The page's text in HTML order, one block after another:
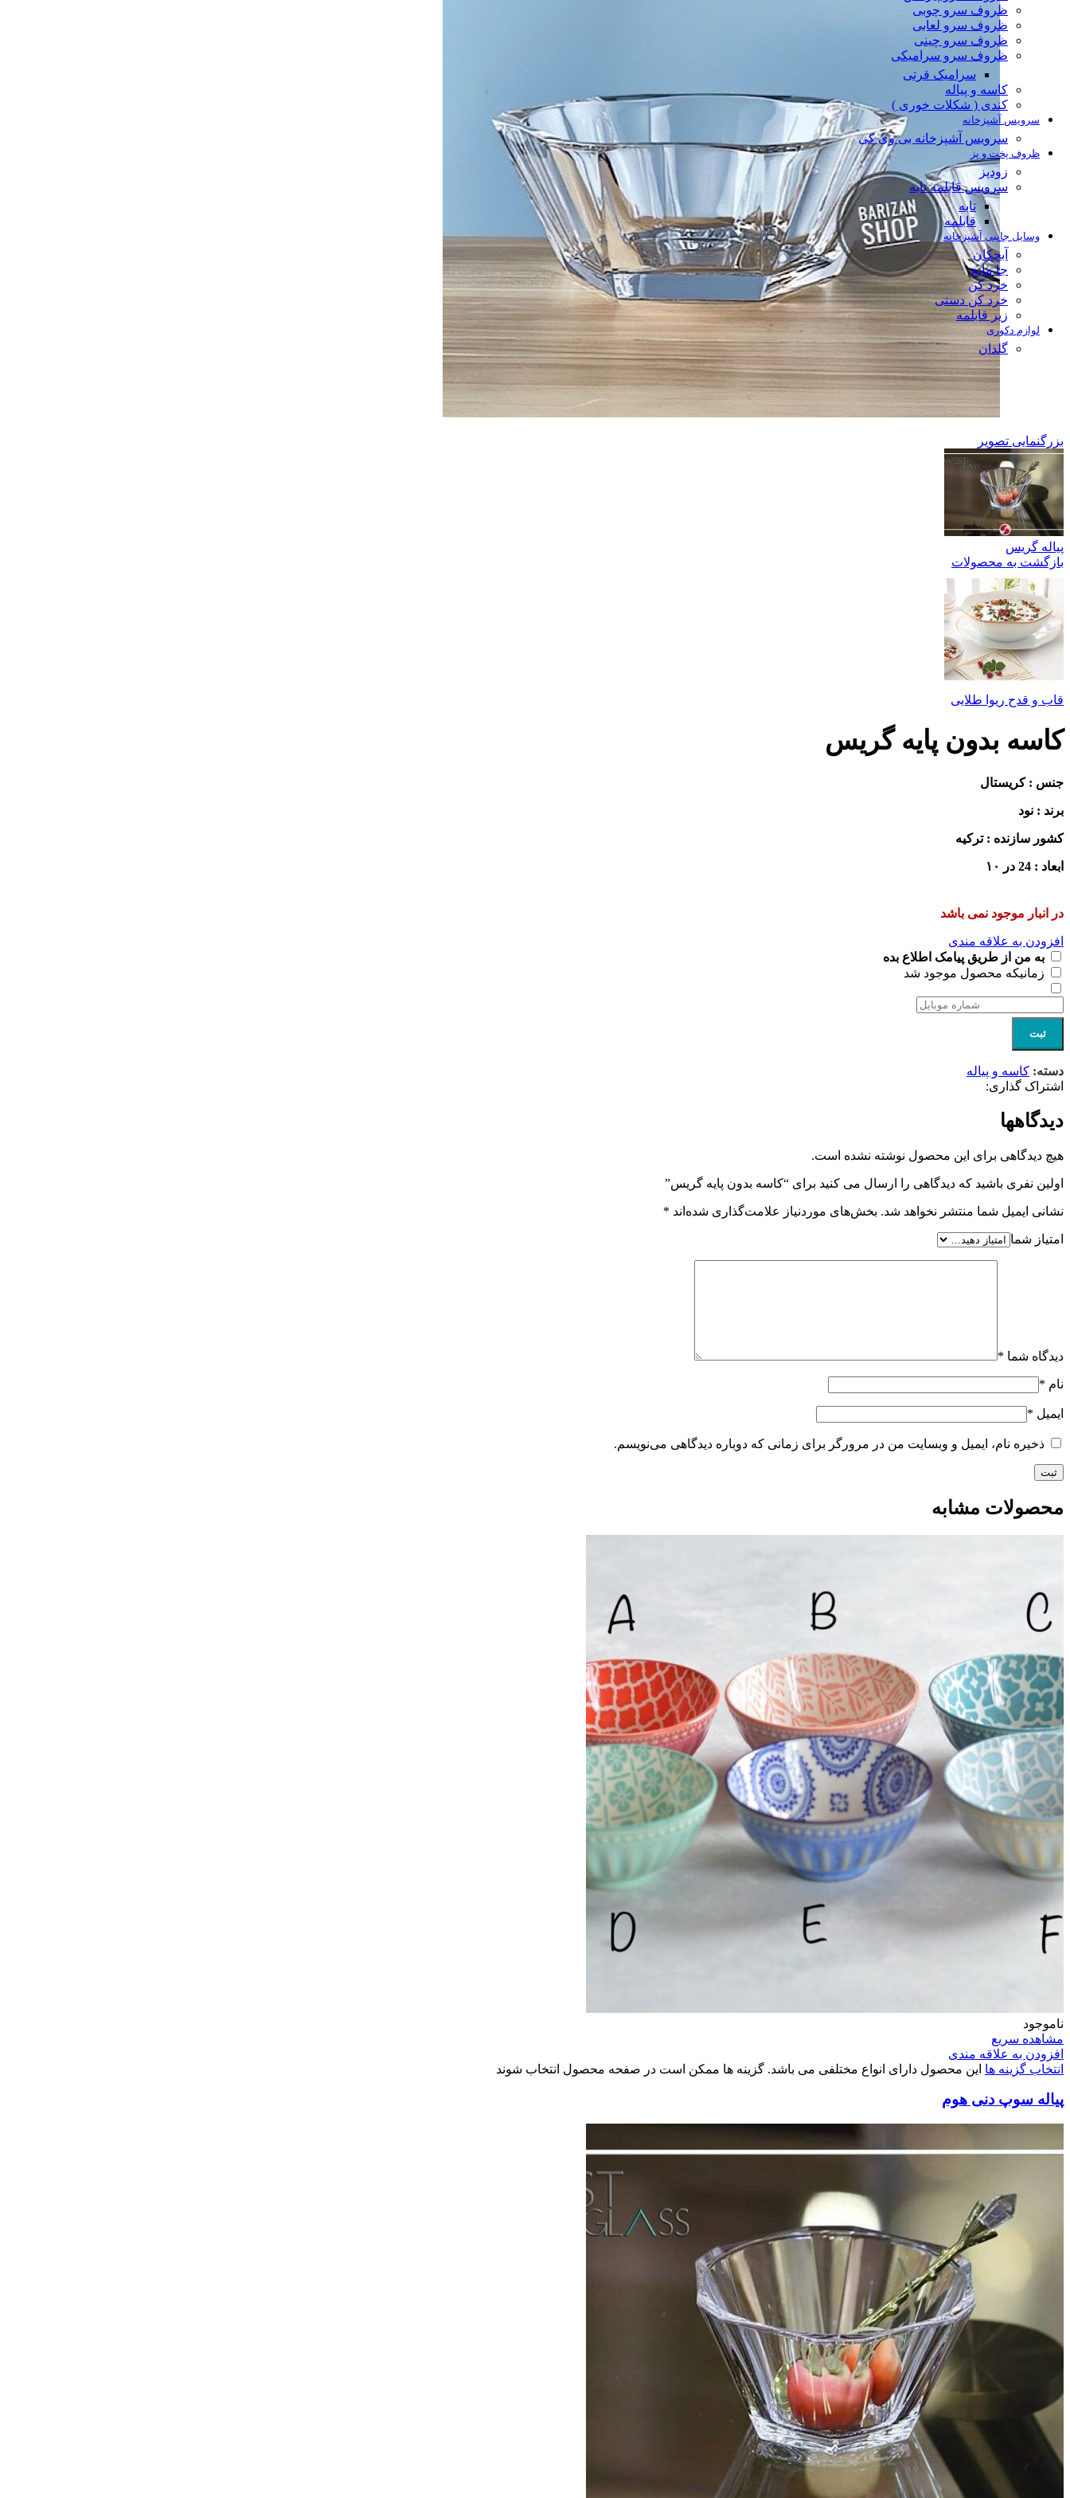
ظروف سرو چوبی
ظروف سرو لعابی
ظروف سرو چینی
ظروف سرو سرامیکی
سرامیک قرتی
کاسه و پیاله
کندی ( شکلات خوری )
سرویس آشپزخانه
سرویس آشپزخانه بی وی کی
ظروف پخت و پز
زودپز
سرویس قابلمه تابه
تابه
قابلمه
وسایل جانبی آشپزخانه
آبچکان
جا مایع
خرد کن
خرد کن دستی
زیر قابلمه
لوازم دکوری
گلدان
بزرگنمایی تصویر
پیاله گریس
بازگشت به محصولات
قاب و قدح ریوا طلایی
کاسه بدون پایه گریس
جنس : کریستال
برند : نود
کشور سازنده : ترکیه
ابعاد : 24 در ۱۰
در انبار موجود نمی باشد
افزودن به علاقه مندی
به من از طریق پیامک اطلاع بده
زمانیکه محصول موجود شد
ثبت
دسته: کاسه و پیاله
اشتراک گذاری:
دیدگاهها
هیچ دیدگاهی برای این محصول نوشته نشده است.
اولین نفری باشید که دیدگاهی را ارسال می کنید برای “کاسه بدون پایه گریس”
نشانی ایمیل شما منتشر نخواهد شد. بخش‌های موردنیاز علامت‌گذاری شده‌اند *
امتیاز شما
دیدگاه شما *
نام *
ایمیل *
ذخیره نام، ایمیل و وبسایت من در مرورگر برای زمانی که دوباره دیدگاهی می‌نویسم.
محصولات مشابه
ناموجود
مشاهده سریع
افزودن به علاقه مندی
انتخاب گزینه ها این محصول دارای انواع مختلفی می باشد. گزینه ها ممکن است در صفحه محصول انتخاب شوند
پیاله سوپ دنی هوم